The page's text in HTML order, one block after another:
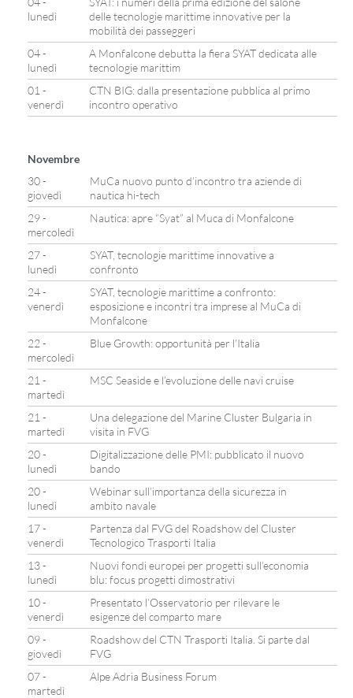
lunedì
delle tecnologie marittime innovative per la
mobilità dei passeggeri
04 -
lunedì
A Monfalcone debutta la fiera SYAT dedicata alle
tecnologie marittim
01 -
venerdì
CTN BIG: dalla presentazione pubblica al primo
incontro operativo
Novembre
30 -
giovedì
MuCa nuovo punto d’incontro tra aziende di
nautica hi-tech
29 -
mercoledì
Nautica: apre “Syat” al Muca di Monfalcone
27 -
lunedì
SYAT, tecnologie marittime innovative a
confronto
24 -
venerdì
SYAT, tecnologie marittime a confronto:
esposizione e incontri tra imprese al MuCa di
Monfalcone
22 -
mercoledì
Blue Growth: opportunità per l’Italia
21 -
martedì
MSC Seaside e l’evoluzione delle navi cruise
21 -
martedì
Una delegazione del Marine Cluster Bulgaria in
visita in FVG
20 -
lunedì
Digitalizzazione delle PMI: pubblicato il nuovo
bando
20 -
lunedì
Webinar sull’importanza della sicurezza in
ambito navale
17 -
venerdì
Partenza dal FVG del Roadshow del Cluster
Tecnologico Trasporti Italia
13 -
lunedì
Nuovi fondi europei per progetti sull’economia
blu: focus progetti dimostrativi
10 -
venerdì
Presentato l’Osservatorio per rilevare le
esigenze del comparto mare
09 -
giovedì
Roadshow del CTN Trasporti Italia. Si parte dal
FVG
07 -
martedì
Alpe Adria Business Forum